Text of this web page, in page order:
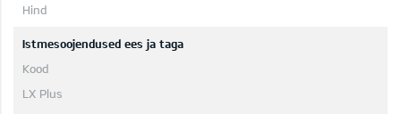
Istmesoojendused ees ja taga